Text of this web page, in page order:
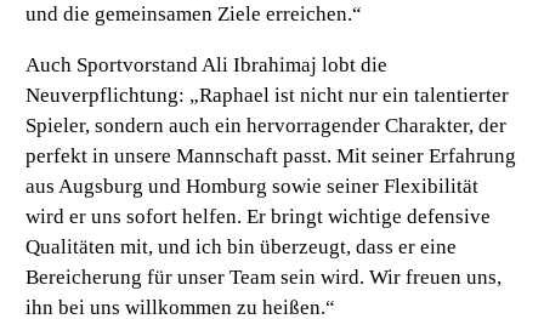
und die gemeinsamen Ziele erreichen.“
Auch Sportvorstand Ali Ibrahimaj lobt die
Neuverpflichtung: „Raphael ist nicht nur ein talentierter
Spieler, sondern auch ein hervorragender Charakter, der
perfekt in unsere Mannschaft passt. Mit seiner Erfahrung
aus Augsburg und Homburg sowie seiner Flexibilität
wird er uns sofort helfen. Er bringt wichtige defensive
Qualitäten mit, und ich bin überzeugt, dass er eine
Bereicherung für unser Team sein wird. Wir freuen uns,
ihn bei uns willkommen zu heißen.“